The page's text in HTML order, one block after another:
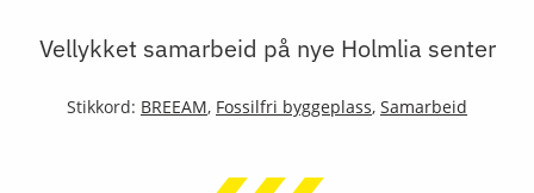
Vellykket samarbeid på nye Holmlia senter
Stikkord: BREEAM, Fossilfri byggeplass, Samarbeid